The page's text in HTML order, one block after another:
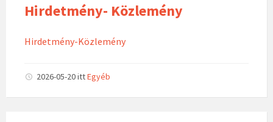
Hirdetmény- Közlemény
Hirdetmény-Közlemény
2026-05-20ittEgyéb